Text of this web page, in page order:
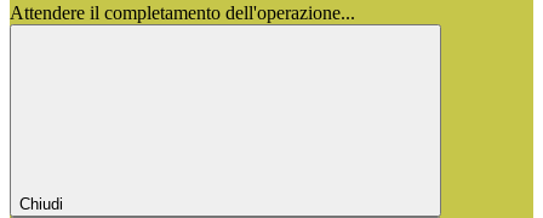
Attendere il completamento dell'operazione...
Chiudi